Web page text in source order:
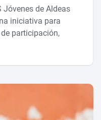
Jóvenes de Aldeas
iniciativa para
participación,